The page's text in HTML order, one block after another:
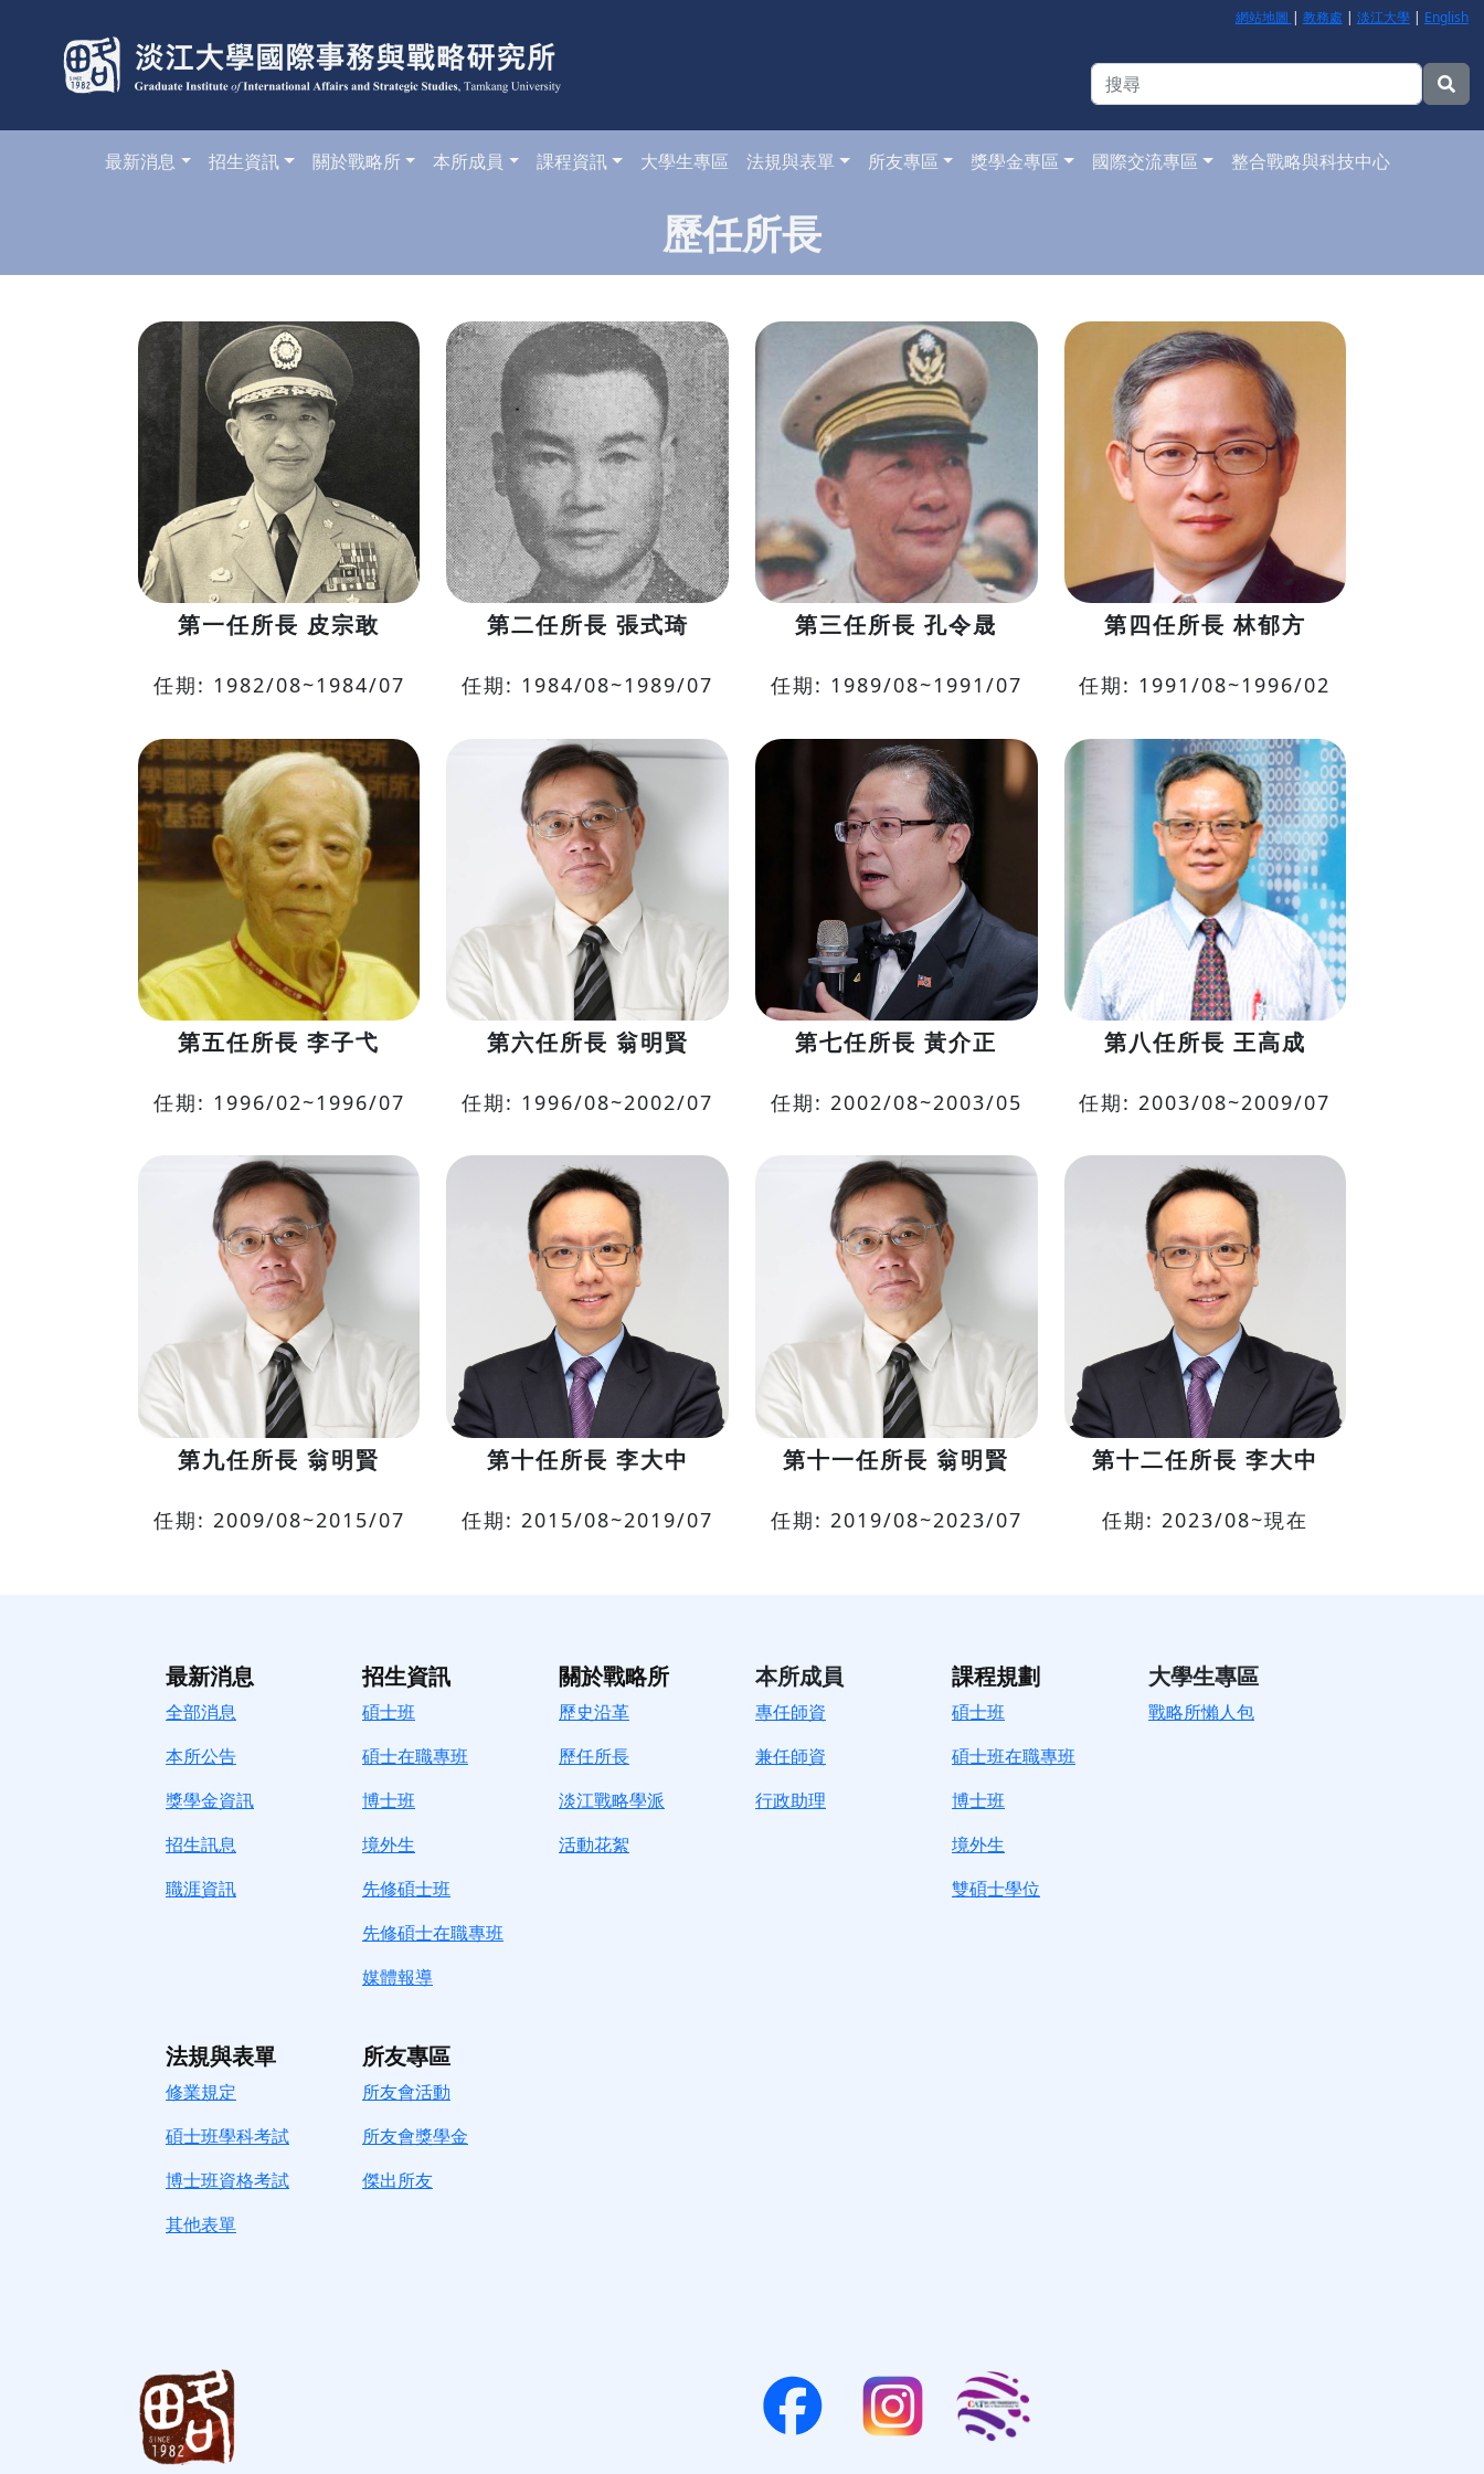
網站地圖 | 教務處 | 淡江大學| English
最新消息 招生資訊 關於戰略所 本所成員 課程資訊 大學生專區 法規與表單 所友專區 獎學金專區 國際交流專區 整合戰略與科技中心
歷任所長
第一任所長 皮宗敢
任期: 1982/08~1984/07
第二任所長 張式琦
任期: 1984/08~1989/07
第三任所長 孔令晟
任期: 1989/08~1991/07
第四任所長 林郁方
任期: 1991/08~1996/02
第五任所長 李子弋
任期: 1996/02~1996/07
第六任所長 翁明賢
任期: 1996/08~2002/07
第七任所長 黃介正
任期: 2002/08~2003/05
第八任所長 王高成
任期: 2003/08~2009/07
第九任所長 翁明賢
任期: 2009/08~2015/07
第十任所長 李大中
任期: 2015/08~2019/07
第十一任所長 翁明賢
任期: 2019/08~2023/07
第十二任所長 李大中
任期: 2023/08~現在
最新消息
全部消息
本所公告
獎學金資訊
招生訊息
職涯資訊
招生資訊
碩士班
碩士在職專班
博士班
境外生
先修碩士班
先修碩士在職專班
媒體報導
關於戰略所
歷史沿革
歷任所長
淡江戰略學派
活動花絮
本所成員
專任師資
兼任師資
行政助理
課程規劃
碩士班
碩士班在職專班
博士班
境外生
雙碩士學位
大學生專區
戰略所懶人包
法規與表單
修業規定
碩士班學科考試
博士班資格考試
其他表單
所友專區
所友會活動
所友會獎學金
傑出所友